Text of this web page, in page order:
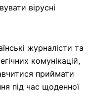
вірусні
журналісти та
комунікацій,
приймати
під час щоденної